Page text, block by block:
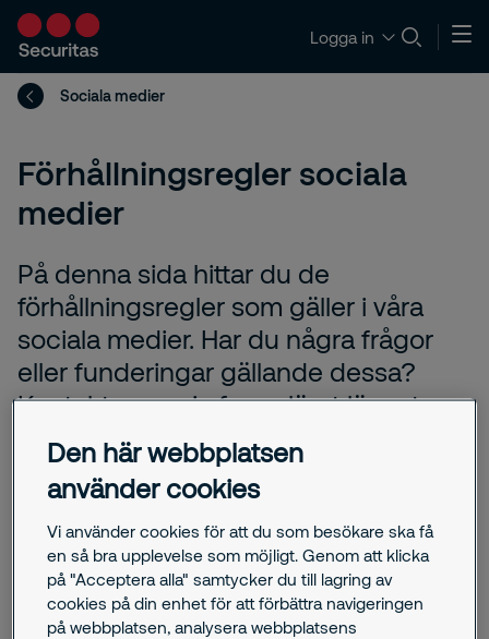
Logga in
Sociala medier
Förhållningsregler sociala
medier
På denna sida hittar du de
förhållningsregler som gäller i våra
sociala medier. Har du några frågor
eller funderingar gällande dessa?
Kontakta oss via formuläret längst ner
på denna sida.
Vi vill att våra sociala medier ska vara en öppen plattform där
vi uppmärksammar händelser i företaget men också en
plats för synpunkter och diskussion.
Den här webbplatsen
använder cookies
Vi använder cookies för att du som besökare ska få
en så bra upplevelse som möjligt. Genom att klicka
på "Acceptera alla" samtycker du till lagring av
cookies på din enhet för att förbättra navigeringen
på webbplatsen, analysera webbplatsens